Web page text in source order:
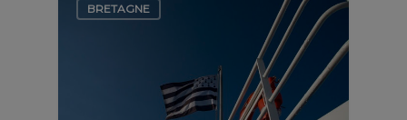
BRETAGNE